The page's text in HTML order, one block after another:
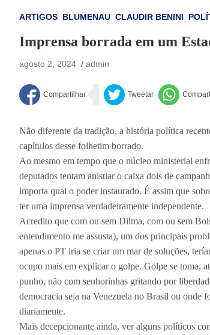
ARTIGOS BLUMENAU CLAUDIR BENINI
Imprensa borrada em um
agosto 2, 2024 admin
Não diferente da tradição, a história política
capítulos desse folhetim borrado.
Ao mesmo em tempo que o núcleo ministerial
deputados tentam anistiar o caixa dois de
importa qual o poder instaurado. É assim que
ter uma imprensa verdadeiramente independente.
Acredito que com ou sem Dilma, com ou sem
entendimento me assusta), um dos principais
apenas o PT iria se criar um mar de soluções,
ocupo mais em explicar o golpe. Golpe se toma,
punho, não com senhorinhas gritando por
democracia seja na Venezuela no Brasil ou onde
diariamente.
Mais decepcionante ainda, ver alguns políticos